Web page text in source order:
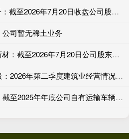
实盘配资APP网 中瓷电子：截至2026年7月20日收盘公司股东总户数为42094户（已合并）
司暂无稀土业务
炒股如何放大杠杆 思泉新材：截至2026年7月20日公司股东户数为22037户
最好的配资平台 宏润建设：2026年第二季度建筑业经营情况简报
证券投资系统 中国铁物：截至2025年年底公司自有运输车辆近400台